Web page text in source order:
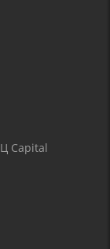
Capital